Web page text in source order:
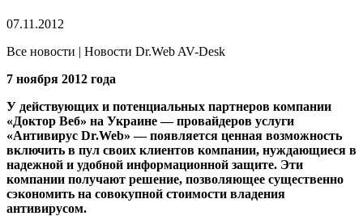
07.11.2012
Все новости | Новости Dr.Web AV-Desk
7 ноября 2012 года
У действующих и потенциальных партнеров компании
«Доктор Веб» на Украине — провайдеров услуги
«Антивирус Dr.Web» — появляется ценная возможность
включить в пул своих клиентов компании, нуждающиеся в
надежной и удобной информационной защите. Эти
компании получают решение, позволяющее существенно
сэкономить на совокупной стоимости владения
антивирусом.